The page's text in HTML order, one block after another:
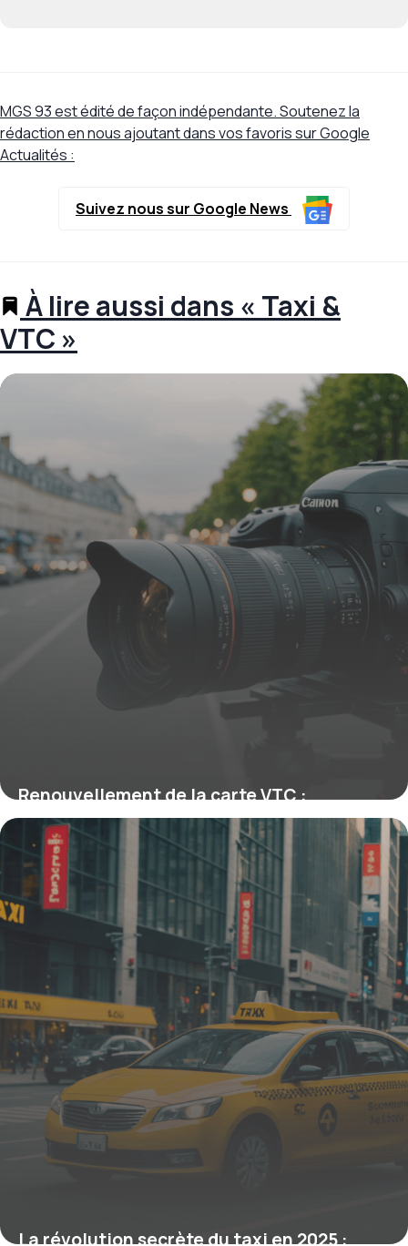
MGS 93 est édité de façon indépendante. Soutenez la
rédaction en nous ajoutant dans vos favoris sur Google
Actualités :
Suivez nous sur Google News
À lire aussi dans « Taxi &
VTC »
Renouvellement de la carte VTC :
démarches et conseils essentiels
10 novembre 2025
La révolution secrète du taxi en 2025 :